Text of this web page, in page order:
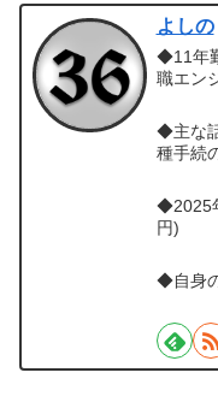
よしの
◆11年
職エン
◆主な
種手続
◆2025
円)
◆自身